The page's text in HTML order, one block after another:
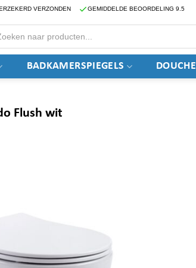
VERZONDEN GEMIDDELDE BEOORDELING 9.5
BADKAMERSPIEGELS DOUCHE
Flush wit